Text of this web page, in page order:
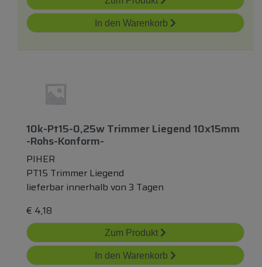
In den Warenkorb
10k-Pt15-0,25w Trimmer Liegend 10x15mm
-rohs-Konform-
PIHER
PT15 Trimmer Liegend
lieferbar innerhalb von 3 Tagen
€ 4,18
Zum Produkt
In den Warenkorb